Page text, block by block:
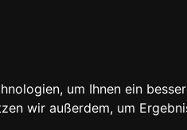
um Ihnen ein
wir außerdem, um